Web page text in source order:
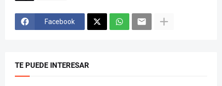
Facebook
TE PUEDE INTERESAR